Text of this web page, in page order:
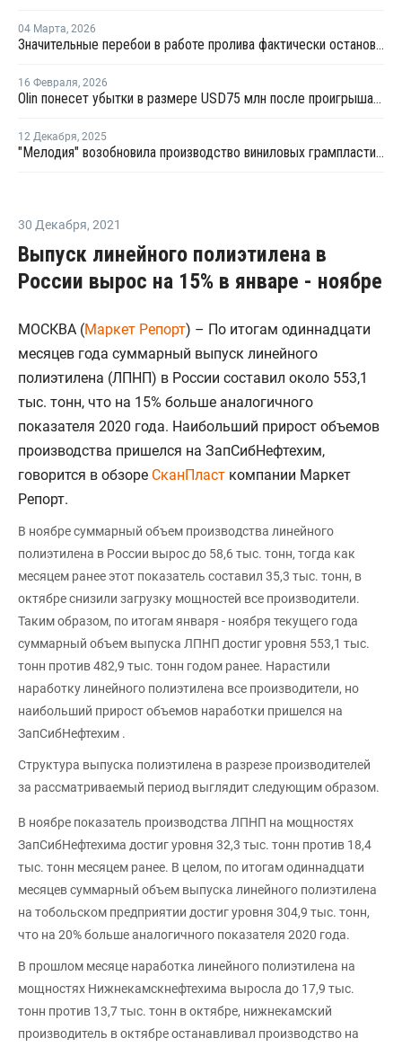
04 Марта, 2026
Значительные перебои в работе пролива фактически остановят производство МЭГ в Персидском заливе
16 Февраля, 2026
Olin понесет убытки в размере USD75 млн после проигрыша в судебном процессе против Shintech
12 Декабря, 2025
"Мелодия" возобновила производство виниловых грампластинок
30 Декабря, 2021
Выпуск линейного полиэтилена в
России вырос на 15% в январе - ноябре
МОСКВА (Маркет Репорт) – По итогам одиннадцати
месяцев года суммарный выпуск линейного
полиэтилена (ЛПНП) в России составил около 553,1
тыс. тонн, что на 15% больше аналогичного
показателя 2020 года. Наибольший прирост объемов
производства пришелся на ЗапСибНефтехим,
говорится в обзоре СканПласт компании Маркет
Репорт.
В ноябре суммарный объем производства линейного
полиэтилена в России вырос до 58,6 тыс. тонн, тогда как
месяцем ранее этот показатель составил 35,3 тыс. тонн, в
октябре снизили загрузку мощностей все производители.
Таким образом, по итогам января - ноября текущего года
суммарный объем выпуска ЛПНП достиг уровня 553,1 тыс.
тонн против 482,9 тыс. тонн годом ранее. Нарастили
наработку линейного полиэтилена все производители, но
наибольший прирост объемов наработки пришелся на
ЗапСибНефтехим .
Структура выпуска полиэтилена в разрезе производителей
за рассматриваемый период выглядит следующим образом.
В ноябре показатель производства ЛПНП на мощностях
ЗапСибНефтехима достиг уровня 32,3 тыс. тонн против 18,4
тыс. тонн месяцем ранее. В целом, по итогам одиннадцати
месяцев суммарный объем выпуска линейного полиэтилена
на тобольском предприятии достиг уровня 304,9 тыс. тонн,
что на 20% больше аналогичного показателя 2020 года.
В прошлом месяце наработка линейного полиэтилена на
мощностях Нижнекамскнефтехима выросла до 17,9 тыс.
тонн против 13,7 тыс. тонн в октябре, нижнекамский
производитель в октябре останавливал производство на